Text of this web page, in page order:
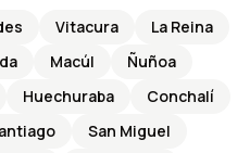
Vitacura
La Reina
Macúl
Ñuñoa
Huechuraba
Conchalí
San Miguel